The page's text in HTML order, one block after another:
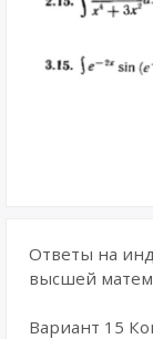
Ответы на
высшей
Вариант 15